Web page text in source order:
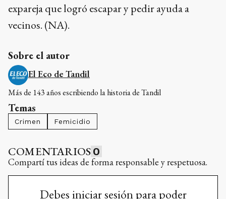
expareja que logró escapar y pedir ayuda a
vecinos. (NA).
Sobre el autor
El Eco de Tandil
Más de 143 años escribiendo la historia de Tandil
Temas
Crimen Femicidio
COMENTARIOS 0
Compartí tus ideas de forma responsable y respetuosa.
Debes iniciar sesión para poder